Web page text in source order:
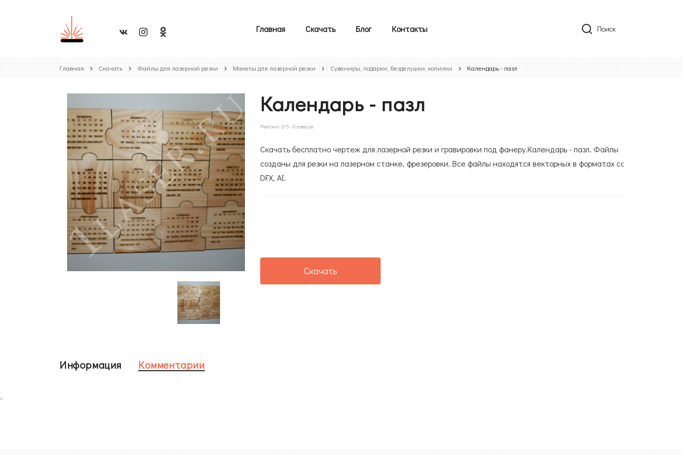
Главная Скачать Блог Контакты Поиск
Главная Скачать Файлы для лазерной резки Макеты для лазерной резки Сувениры, подарки, безделушки, копилки Календарь - пазл
Календарь - пазл
Рейтинг:0/5 -0 голосов
Скачать бесплатно чертеж для лазерной резки и гравировки под фанеру.Календарь - пазл. Файлы
созданы для резки на лазерном станке, фрезеровки. Все файлы находятся векторных в форматах cdr,
DFX, AI.
Скачать
Информация Комментарии
-